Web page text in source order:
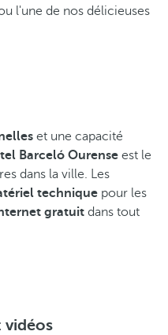
l'une de nos délicieuses
et une capacité
Barceló Ourense est le
dans la ville. Les
technique pour les
gratuit dans tout
vidéos